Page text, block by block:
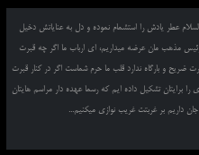
عطر یادش را استشمام نموده و دل به عنایاتش دخیل
مذهب مان عرضه میداریم، ای ارباب ما اگر چه قبرت
ضریح و بارگاه ندارد قلب ما حرم شماست اگر در کنار قبرت
برایتان تشکیل داده ایم که رسما عهده دار مراسم هایتان
جان داریم بر غربتت غریب نوازی میکنیم...